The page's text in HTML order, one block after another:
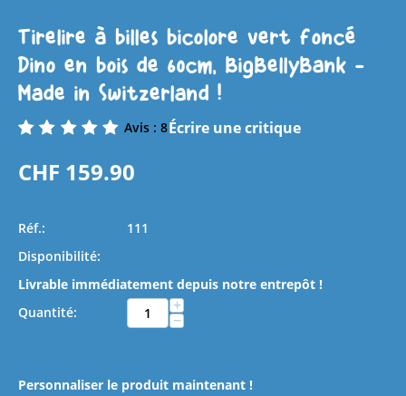
Tirelire à billes bicolore vert foncé
Dino en bois de 60cm, BigBellyBank -
Made in Switzerland !
Avis : 8Écrire une critique
CHF 159.90
Réf.:
111
Disponibilité:
Livrable immédiatement depuis notre entrepôt !
Quantité:
+
−
Personnaliser le produit maintenant !